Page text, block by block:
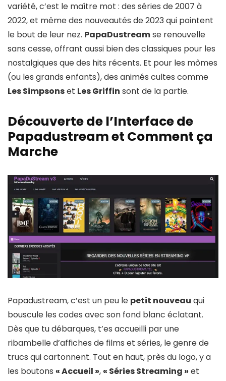
variété, c’est le maître mot : des séries de 2007 à
2022, et même des nouveautés de 2023 qui pointent
le bout de leur nez. PapaDustreamse renouvelle
sans cesse, offrant aussi bien des classiques pour les
nostalgiques que des hits récents. Et pour les mômes
(ou les grands enfants), des animés cultes comme
Les Simpsonset Les Griffin sont de la partie.
Découverte de l’Interface de
Papadustream et Comment ça
Marche
Papadustream, c’est un peu le petit nouveau qui
bouscule les codes avec son fond blanc éclatant.
Dès que tu débarques, t’es accueilli par une
ribambelle d’affiches de films et séries, le genre de
trucs qui cartonnent. Tout en haut, près du logo, y a
les boutons « Accueil », « Séries Streaming » et